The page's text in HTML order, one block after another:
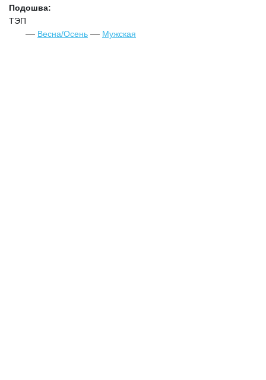
Подошва:
ТЭП
Весна/Осень
Мужская